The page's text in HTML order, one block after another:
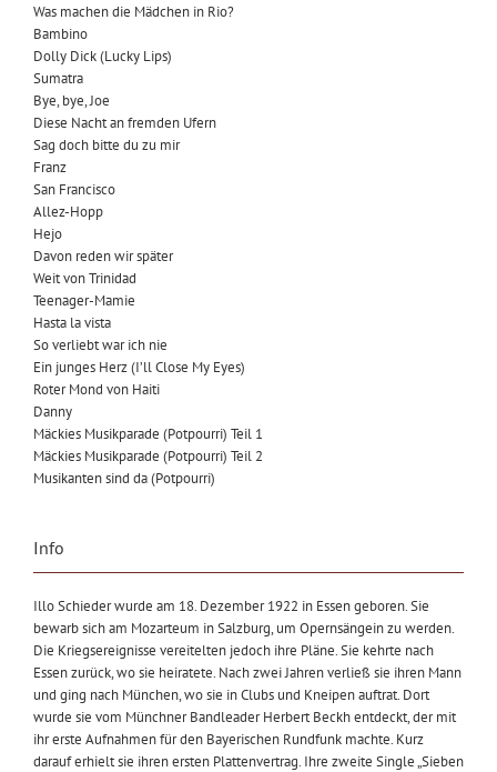
Was machen die Mädchen in Rio?
Bambino
Dolly Dick (Lucky Lips)
Sumatra
Bye, bye, Joe
Diese Nacht an fremden Ufern
Sag doch bitte du zu mir
Franz
San Francisco
Allez-Hopp
Hejo
Davon reden wir später
Weit von Trinidad
Teenager-Mamie
Hasta la vista
So verliebt war ich nie
Ein junges Herz (I’ll Close My Eyes)
Roter Mond von Haiti
Danny
Mäckies Musikparade (Potpourri) Teil 1
Mäckies Musikparade (Potpourri) Teil 2
Musikanten sind da (Potpourri)
Info
Illo Schieder wurde am 18. Dezember 1922 in Essen geboren. Sie
bewarb sich am Mozarteum in Salzburg, um Opernsängein zu werden.
Die Kriegsereignisse vereitelten jedoch ihre Pläne. Sie kehrte nach
Essen zurück, wo sie heiratete. Nach zwei Jahren verließ sie ihren Mann
und ging nach München, wo sie in Clubs und Kneipen auftrat. Dort
wurde sie vom Münchner Bandleader Herbert Beckh entdeckt, der mit
ihr erste Aufnahmen für den Bayerischen Rundfunk machte. Kurz
darauf erhielt sie ihren ersten Plattenvertrag. Ihre zweite Single „Sieben